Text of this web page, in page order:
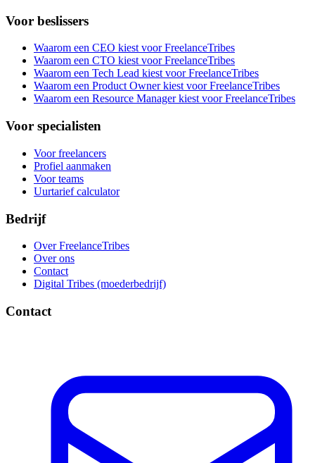
Voor beslissers
Waarom een CEO kiest voor FreelanceTribes
Waarom een CTO kiest voor FreelanceTribes
Waarom een Tech Lead kiest voor FreelanceTribes
Waarom een Product Owner kiest voor FreelanceTribes
Waarom een Resource Manager kiest voor FreelanceTribes
Voor specialisten
Voor freelancers
Profiel aanmaken
Voor teams
Uurtarief calculator
Bedrijf
Over FreelanceTribes
Over ons
Contact
Digital Tribes (moederbedrijf)
Contact